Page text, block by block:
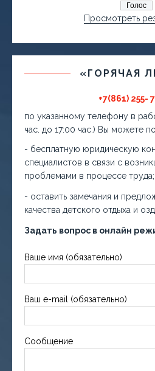
Просмотреть
«ГОРЯЧАЯ
+7(861) 255-
по указанному телефону в
час. до 17:00 час.) Вы можете
- бесплатную юридическую
специалистов в связи с
проблемами в процессе труда;
- оставить замечания и
качества детского отдыха и
Задать вопрос в онлайн
Ваше имя (обязательно)
Ваш e-mail (обязательно)
Сообщение